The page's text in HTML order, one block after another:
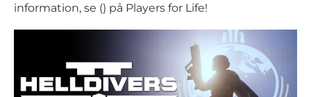
information, se () på Players for Life!